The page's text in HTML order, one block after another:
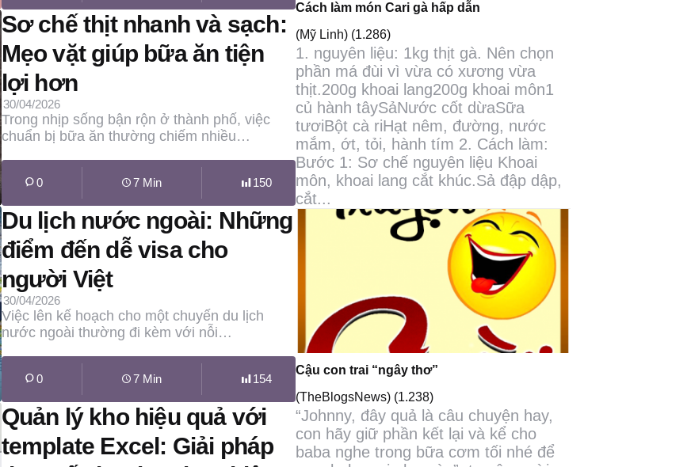
Sơ chế thịt nhanh và sạch:
Mẹo vặt giúp bữa ăn tiện
lợi hơn
30/04/2026
Trong nhịp sống bận rộn ở thành phố, việc
chuẩn bị bữa ăn thường chiếm nhiều…
0 7 Min 150
Du lịch nước ngoài: Những
điểm đến dễ visa cho
người Việt
30/04/2026
Việc lên kế hoạch cho một chuyến du lịch
nước ngoài thường đi kèm với nỗi…
0 7 Min 154
Quản lý kho hiệu quả với
template Excel: Giải pháp
Cách làm món Cari gà hấp dẫn
(Mỹ Linh) (1.286)
1. nguyên liệu: 1kg thịt gà. Nên chọn
phần má đùi vì vừa có xương vừa
thịt.200g khoai lang200g khoai môn1
củ hành tâySảNước cốt dừaSữa
tươiBột cà riHạt nêm, đường, nước
mắm, ớt, tỏi, hành tím 2. Cách làm:
Bước 1: Sơ chế nguyên liệu Khoai
môn, khoai lang cắt khúc.Sả đập dập,
cắt...
Cậu con trai “ngây thơ”
(TheBlogsNews) (1.238)
“Johnny, đây quả là câu chuyện hay,
con hãy giữ phần kết lại và kể cho
baba nghe trong bữa cơm tối nhé để